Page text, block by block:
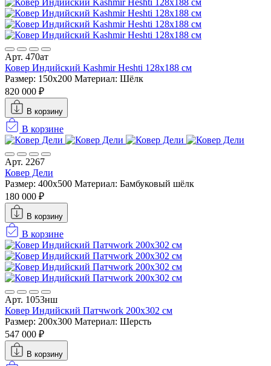
Арт. 470ат
Ковер Индийский Kashmir Heshti 128x188 см
Размер: 150x200 Материал: Шёлк
820 000 ₽
В корзину
В корзине
Арт. 2267
Ковер Дели
Размер: 400x500 Материал: Бамбуковый шёлк
180 000 ₽
В корзину
В корзине
Арт. 1053нш
Ковер Индийский Патчwork 200x302 см
Размер: 200x300 Материал: Шерсть
547 000 ₽
В корзину